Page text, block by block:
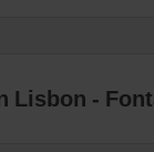
Lisbon -